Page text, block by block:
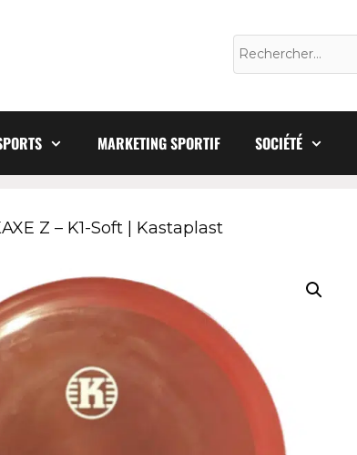
MARKETING SPORTIF SOCIÉTÉ
Z – K1-Soft | Kastaplast